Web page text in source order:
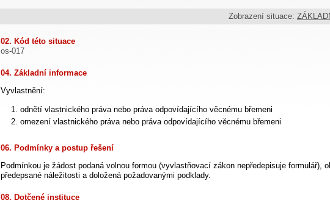
Zobrazení situace:
02. Kód této situace
os-017
04. Základní informace
Vyvlastnění:
odnětí vlastnického práva nebo práva odpovídajícího věcnému břemeni
omezení vlastnického práva nebo práva odpovídajícího věcnému břemeni
06. Podmínky a postup řešení
Podmínkou je žádost podaná volnou formou (vyvlastňovací zákon nepředepisuje formulář),
předepsané náležitosti a doložená požadovanými podklady.
08. Dotčené instituce